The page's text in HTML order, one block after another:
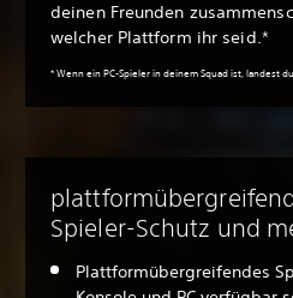
deinen Freunden
welcher Plattform ihr seid.*
* Wenn ein PC-Spieler in deinem Squad ist, landest
Spieler-Schutz und
Plattformübergreifendes